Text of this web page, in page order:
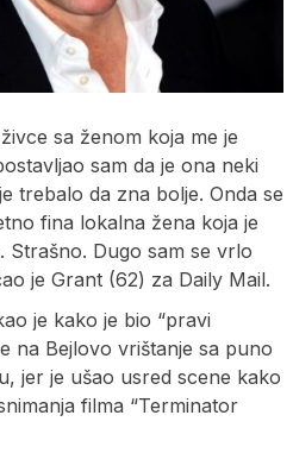
sa ženom koja me je
sam da je ona neki
trebalo da zna bolje. Onda se
fina lokalna žena koja je
Strašno. Dugo sam se vrlo
je Grant (62) za Daily Mail.
je kako je bio “pravi
na Bejlovo vrištanje sa puno
jer je ušao usred scene kako
filma “Terminator